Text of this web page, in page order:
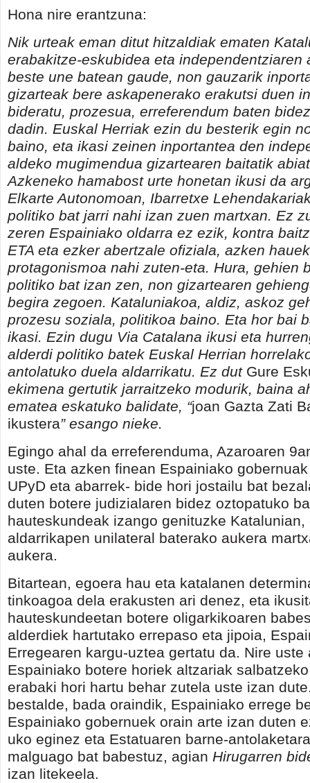
Hona nire erantzuna:
Nik urteak eman ditut hitzaldiak ematen
erabakitze-eskubidea eta independentziaren
beste une batean gaude, non gauzarik
gizarteak bere askapenerako erakutsi duen
bideratu, prozesua, erreferendum baten
dadin. Euskal Herriak ezin du besterik egin
baino, eta ikasi zeinen inportantea den
aldeko mugimendua gizartearen baitatik
Azkeneko hamabost urte honetan ikusi da
Elkarte Autonomoan, Ibarretxe
politiko bat jarri nahi izan zuen martxan. Ez
zeren Espainiako oldarra ez ezik, kontra
ETA eta ezker abertzale ofiziala, azken
protagonismoa nahi zuten-eta. Hura, gehien
politiko bat izan zen, non gizartearen
begira zegoen. Kataluniakoa, aldiz, askoz
prozesu soziala, politikoa baino. Eta hor bai
ikasi. Ezin dugu Via Catalana ikusi eta
alderdi politiko batek Euskal Herrian
antolatuko duela aldarrikatu. Ez dut Gure
ekimena gertutik jarraitzeko modurik, baina
ematea eskatuko balidate, “joan Gazta Zati
ikustera” esango nieke.
Egingo ahal da erreferenduma, Azaroaren
uste. Eta azken finean Espainiako
UPyD eta abarrek- bide hori jostailu bat
duten botere judizialaren bidez oztopatuko
hauteskundeak izango genituzke Katalunian,
aldarrikapen unilateral baterako aukera
aukera.
Bitartean, egoera hau eta katalanen
tinkoagoa dela erakusten ari denez, eta
hauteskundeetan botere oligarkikoaren
alderdiek hartutako errepaso eta jipoia,
Erregearen kargu-uztea gertatu da. Nire uste
Espainiako botere horiek altzariak
erabaki hori hartu behar zutela uste izan
bestalde, bada oraindik, Espainiako errege
Espainiako gobernuek orain arte izan duten
uko eginez eta Estatuaren barne-
malguago bat babestuz, agian Hirugarren
izan litekeela.